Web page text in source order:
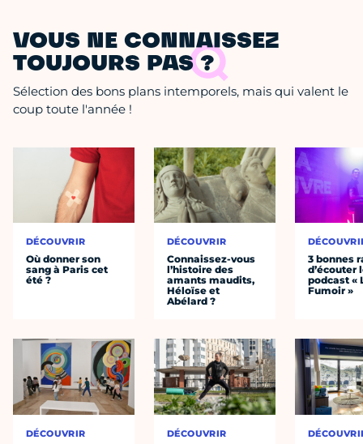
VOUS NE CONNAISSEZ
TOUJOURS PAS ?
Sélection des bons plans intemporels, mais qui valent le
coup toute l'année !
DÉCOUVRIR
Où donner son
sang à Paris cet
été ?
DÉCOUVRIR
DÉCOUVRIR
Connaissez-vous
l’histoire des
amants maudits,
Héloïse et
Abélard ?
DÉCOUVRIR
3 bonnes
d’écouter
podcast «
Fumoir »